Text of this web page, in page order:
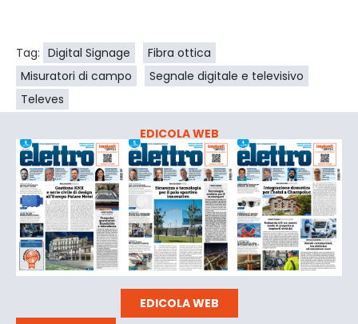
Tag: Digital Signage
Fibra ottica
Misuratori di campo
Segnale digitale e televisivo
Televes
EDICOLA WEB
EDICOLA WEB